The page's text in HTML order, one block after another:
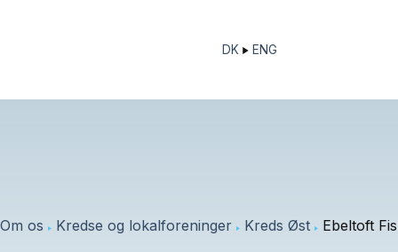
DK ENG
Om os Kredse og lokalforeninger Kreds Øst Ebeltoft